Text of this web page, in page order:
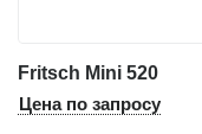
Fritsch Mini 520
Цена по запросу